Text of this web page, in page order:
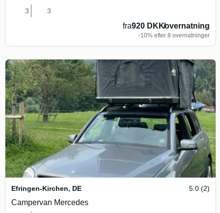
3 3
fra920 DKK/overnatning
-10% efter 8 overnatninger
Efringen-Kirchen, DE 5.0 (2)
Campervan Mercedes